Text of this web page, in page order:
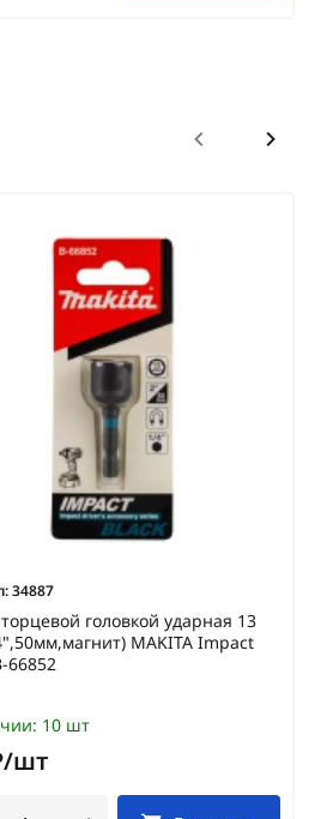
34887
головкой ударная 13
MAKITA Impact
66852
10 шт
шт